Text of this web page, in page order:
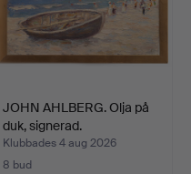
JOHN AHLBERG. Olja på
duk, signerad.
Klubbades 4 aug 2026
8 bud